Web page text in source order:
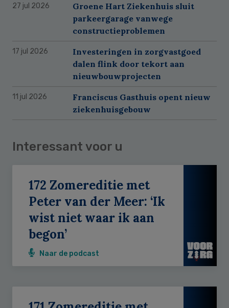
27 jul 2026
Groene Hart Ziekenhuis sluit
parkeergarage vanwege
constructieproblemen
17 jul 2026
Investeringen in zorgvastgoed
dalen flink door tekort aan
nieuwbouwprojecten
11 jul 2026
Franciscus Gasthuis opent nieuw
ziekenhuisgebouw
Interessant voor u
172 Zomereditie met
Peter van der Meer: ‘Ik
wist niet waar ik aan
begon’
Naar de podcast